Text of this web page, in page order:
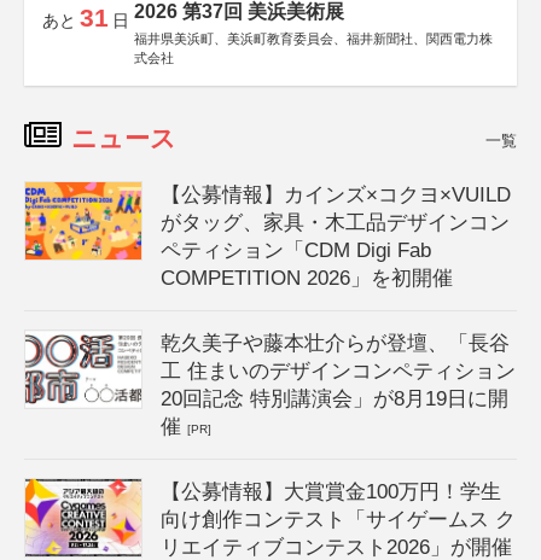
あと 31 日 2026 第37回 美浜美術展
福井県美浜町、美浜町教育委員会、福井新聞社、関西電力株
式会社
ニュース 一覧
【公募情報】カインズ×コクヨ×VUILD
がタッグ、家具・木工品デザインコン
ペティション「CDM Digi Fab
COMPETITION 2026」を初開催
乾久美子や藤本壮介らが登壇、「長谷
工 住まいのデザインコンペティション
20回記念 特別講演会」が8月19日に開
催[PR]
【公募情報】大賞賞金100万円！学生
向け創作コンテスト「サイゲームス ク
リエイティブコンテスト2026」が開催